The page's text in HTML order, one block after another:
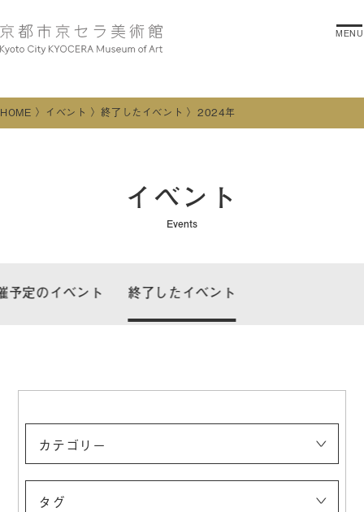
MENU
HOME イベント 終了したイベント 2024年
イベント
Events
予定のイベント 終了したイベント
カテゴリー
ALL
談話室
エキシビション・クルーズ
メンバーシップ
その他
ダイバーズラボ
アートピクニック
タグ